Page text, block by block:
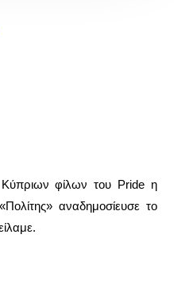
φίλων του Pride η
αναδημοσίευσε το